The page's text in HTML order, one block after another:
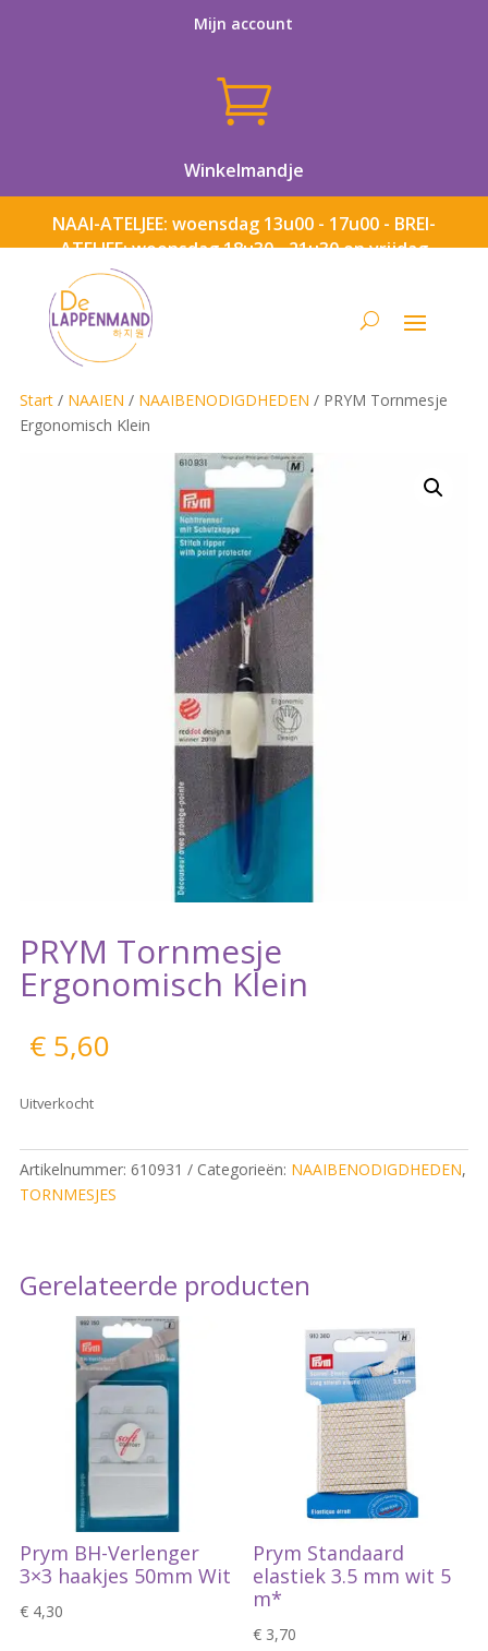
Mijn account

Winkelmandje
NAAI-ATELJEE: woensdag 13u00 - 17u00 - BREI-
ATELJEE: woensdag 18u30 - 21u30 en vrijdag
Start/ NAAIEN / NAAIBENODIGDHEDEN / PRYM Tornmesje
Ergonomisch Klein
PRYM Tornmesje
Ergonomisch Klein
€5,60
Uitverkocht
Artikelnummer: 610931 Categorieën: NAAIBENODIGDHEDEN,
TORNMESJES
Gerelateerde producten
Prym BH-Verlenger
3×3 haakjes 50mm Wit
€4,30
Prym Standaard
elastiek 3.5 mm wit 5
m*
€ 3,70